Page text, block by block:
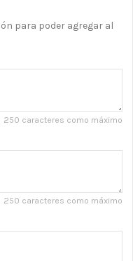
para poder agregar al
250 caracteres como máximo
250 caracteres como máximo